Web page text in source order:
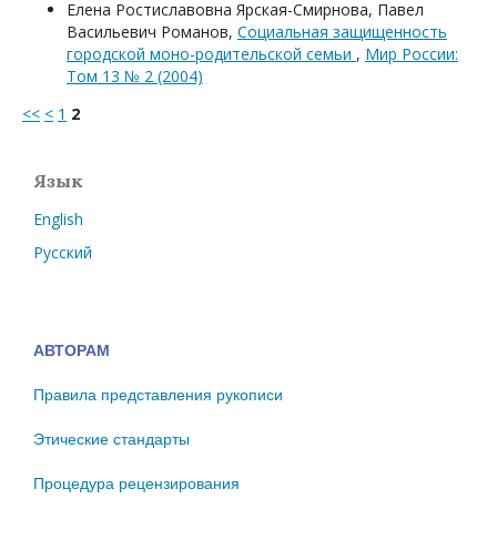
Елена Ростиславовна Ярская-Смирнова, Павел
Васильевич Романов, Социальная защищенность
городской моно-родительской семьи , Мир России:
Том 13 № 2 (2004)
<< < 1 2
Язык
English
Русский
АВТОРАМ
Правила представления рукописи
Этические стандарты
Процедура рецензирования